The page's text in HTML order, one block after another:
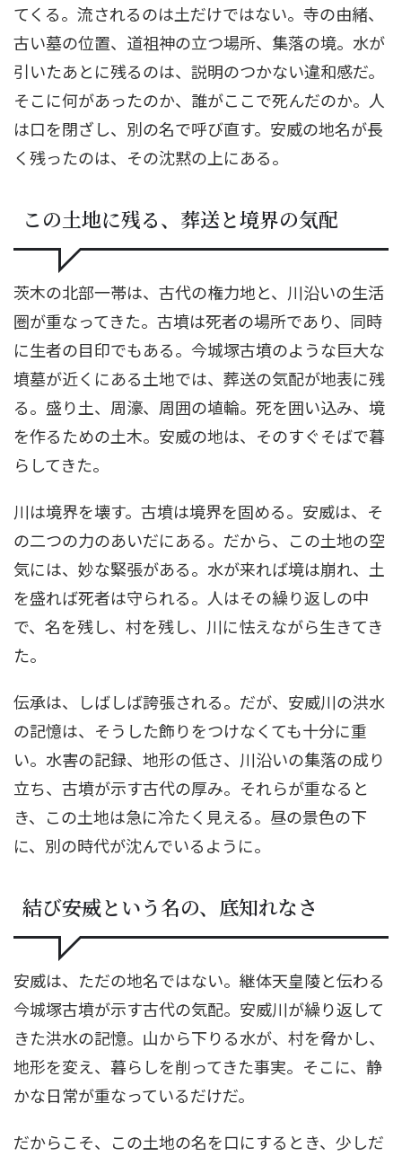
てくる。流されるのは土だけではない。寺の由緒、
古い墓の位置、道祖神の立つ場所、集落の境。水が
引いたあとに残るのは、説明のつかない違和感だ。
そこに何があったのか、誰がここで死んだのか。人
は口を閉ざし、別の名で呼び直す。安威の地名が長
く残ったのは、その沈黙の上にある。
この土地に残る、葬送と境界の気配
茨木の北部一帯は、古代の権力地と、川沿いの生活
圏が重なってきた。古墳は死者の場所であり、同時
に生者の目印でもある。今城塚古墳のような巨大な
墳墓が近くにある土地では、葬送の気配が地表に残
る。盛り土、周濠、周囲の埴輪。死を囲い込み、境
を作るための土木。安威の地は、そのすぐそばで暮
らしてきた。
川は境界を壊す。古墳は境界を固める。安威は、そ
の二つの力のあいだにある。だから、この土地の空
気には、妙な緊張がある。水が来れば境は崩れ、土
を盛れば死者は守られる。人はその繰り返しの中
で、名を残し、村を残し、川に怯えながら生きてき
た。
伝承は、しばしば誇張される。だが、安威川の洪水
の記憶は、そうした飾りをつけなくても十分に重
い。水害の記録、地形の低さ、川沿いの集落の成り
立ち、古墳が示す古代の厚み。それらが重なると
き、この土地は急に冷たく見える。昼の景色の下
に、別の時代が沈んでいるように。
結び――安威という名の、底知れなさ
安威は、ただの地名ではない。継体天皇陵と伝わる
今城塚古墳が示す古代の気配。安威川が繰り返して
きた洪水の記憶。山から下りる水が、村を脅かし、
地形を変え、暮らしを削ってきた事実。そこに、静
かな日常が重なっているだけだ。
だからこそ、この土地の名を口にするとき、少しだ